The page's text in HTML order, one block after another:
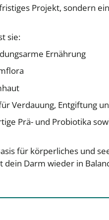
Projekt, sondern
sie:
Ernährung
Verdauung, Entgiftung
Prä- und Probiotika
für körperliches und
dein Darm wieder in